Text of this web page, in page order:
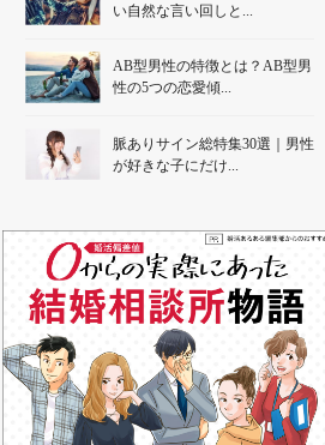
い自然な言い回しと...
AB型男性の特徴とは？AB型男
性の5つの恋愛傾...
脈ありサイン総特集30選｜男性
が好きな子にだけ...